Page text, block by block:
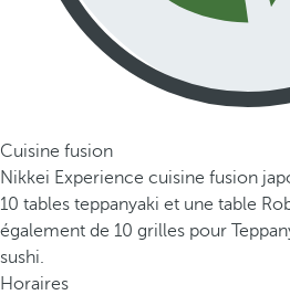
Cuisine fusion
Nikkei Experience cuisine fusion
10 tables teppanyaki et une table
également de 10 grilles pour
sushi.
Horaires